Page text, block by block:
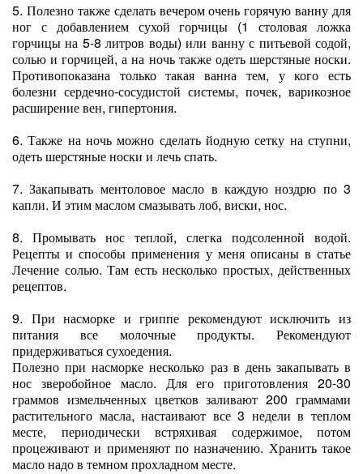
5. Полезно также сделать вечером очень горячую ванну для
ног с добавлением сухой горчицы (1 столовая ложка
горчицы на 5-8 литров воды) или ванну с питьевой содой,
солью и горчицей, а на ночь также одеть шерстяные носки.
Противопоказана только такая ванна тем, у кого есть
болезни сердечно-сосудистой системы, почек, варикозное
расширение вен, гипертония.
6. Также на ночь можно сделать йодную сетку на ступни,
одеть шерстяные носки и лечь спать.
7. Закапывать ментоловое масло в каждую ноздрю по 3
капли. И этим маслом смазывать лоб, виски, нос.
8. Промывать нос теплой, слегка подсоленной водой.
Рецепты и способы применения у меня описаны в статье
Лечение солью. Там есть несколько простых, действенных
рецептов.
9. При насморке и гриппе рекомендуют исключить из
питания все молочные продукты. Рекомендуют
придерживаться сухоедения.
Полезно при насморке несколько раз в день закапывать в
нос зверобойное масло. Для его приготовления 20-30
граммов измельченных цветков заливают 200 граммами
растительного масла, настаивают все 3 недели в теплом
месте, периодически встряхивая содержимое, потом
процеживают и применяют по назначению. Хранить такое
масло надо в темном прохладном месте.